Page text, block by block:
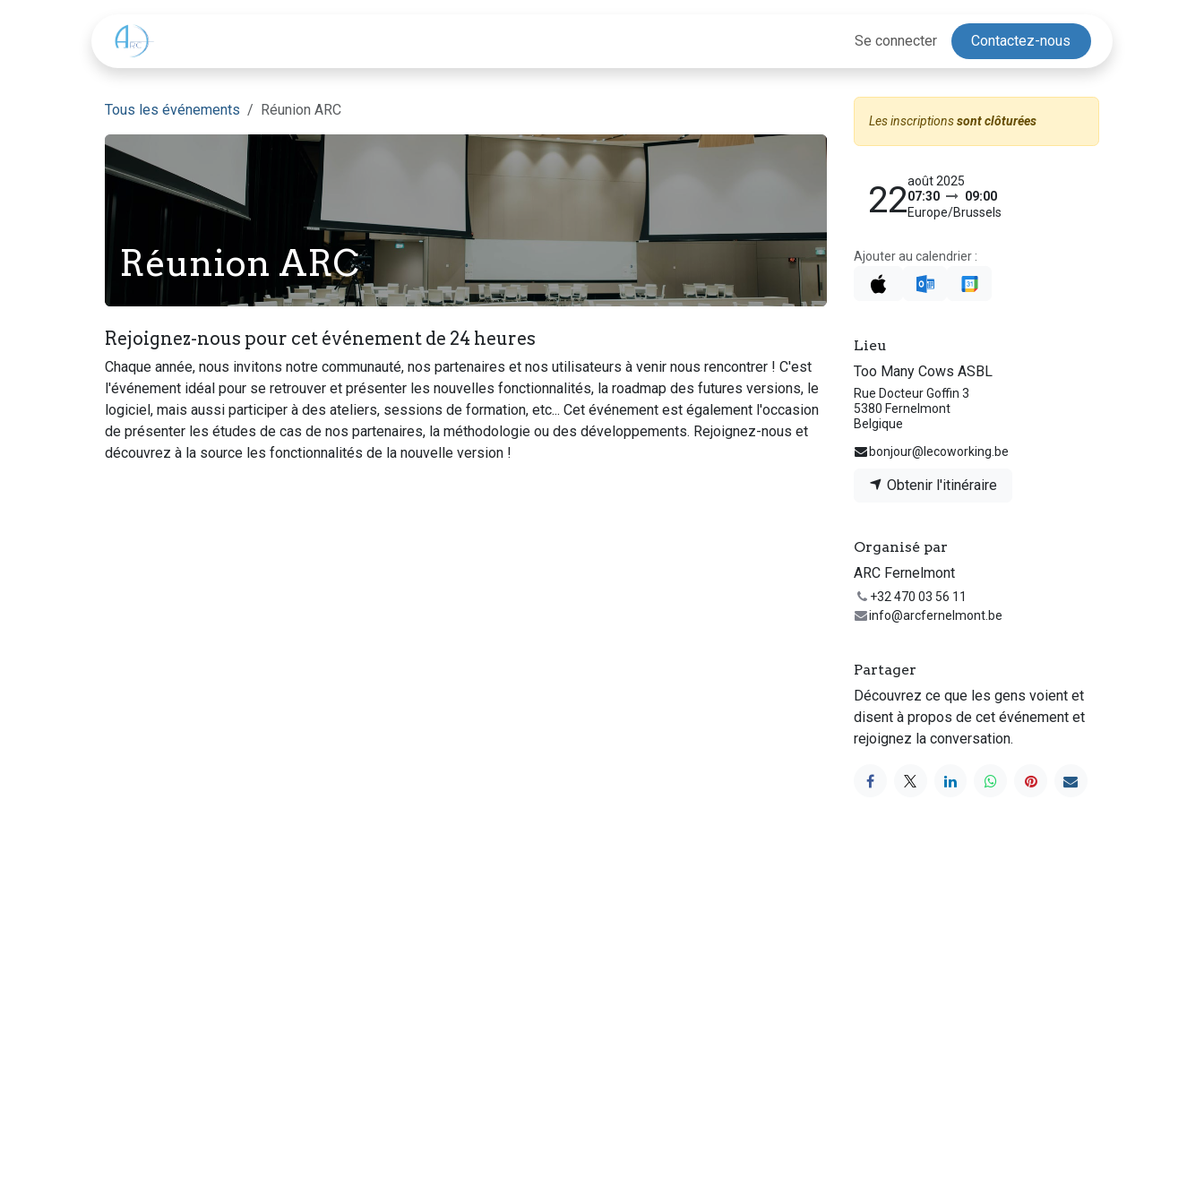
Se connecter Contactez-nous
Tous les événements Réunion ARC
Réunion ARC
Rejoignez-nous pour cet événement de 24 heures
Chaque année, nous invitons notre communauté, nos partenaires et nos utilisateurs à venir nous rencontrer ! C'est
l'événement idéal pour se retrouver et présenter les nouvelles fonctionnalités, la roadmap des futures versions, le
logiciel, mais aussi participer à des ateliers, sessions de formation, etc... Cet événement est également l'occasion
de présenter les études de cas de nos partenaires, la méthodologie ou des développements. Rejoignez-nous et
découvrez à la source les fonctionnalités de la nouvelle version !
Les inscriptionssont clôturées
22août 2025
07:30
09:00
Europe/Brussels
Ajouter au calendrier :
Lieu
Too Many Cows ASBL
Rue Docteur Goffin 3
5380 Fernelmont
Belgique
bonjour@lecoworking.be
Obtenir l'itinéraire
Organisé par
ARC Fernelmont
+32 470 03 56 11
info@arcfernelmont.be
Partager
Découvrez ce que les gens voient et
disent à propos de cet événement et
rejoignez la conversation.